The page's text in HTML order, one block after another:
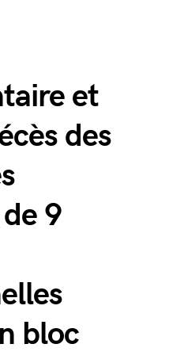
et
des
9
bloc